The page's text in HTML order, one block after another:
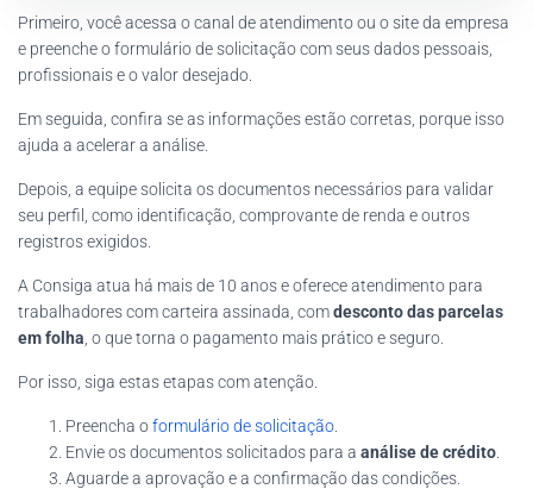
Primeiro, você acessa o canal de atendimento ou o site da empresa
e preenche o formulário de solicitação com seus dados pessoais,
profissionais e o valor desejado.
Em seguida, confira se as informações estão corretas, porque isso
ajuda a acelerar a análise.
Depois, a equipe solicita os documentos necessários para validar
seu perfil, como identificação, comprovante de renda e outros
registros exigidos.
A Consiga atua há mais de 10 anos e oferece atendimento para
trabalhadores com carteira assinada, comdesconto das parcelas
em folha , o que torna o pagamento mais prático e seguro.
Por isso, siga estas etapas com atenção.
Preencha oformulário de solicitação
Envie os documentos solicitados para a análise de crédito
Aguarde a aprovação e a confirmação das condições.